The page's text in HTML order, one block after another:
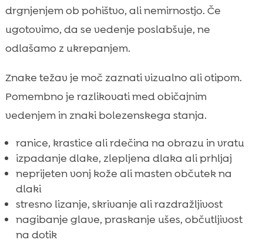
drgnjenjem ob pohištvo, ali nemirnostjo. Če
ugotovimo, da se vedenje poslabšuje, ne
odlašamo z ukrepanjem.
Znake težav je moč zaznati vizualno ali otipom.
Pomembno je razlikovati med običajnim
vedenjem in znaki bolezenskega stanja.
ranice, krastice ali rdečina na obrazu in vratu
izpadanje dlake, zlepljena dlaka ali prhljaj
neprijeten vonj kože ali masten občutek na
dlaki
stresno lizanje, skrivanje ali razdražljivost
nagibanje glave, praskanje ušes, občutljivost
na dotik